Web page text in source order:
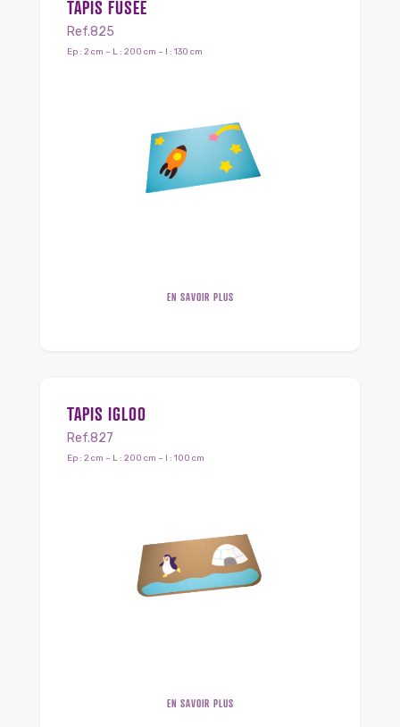
TAPIS FUSÉE
Ref.825
Ep : 2 cm – L : 200 cm – l : 130 cm
EN SAVOIR PLUS
TAPIS IGLOO
Ref.827
Ep : 2 cm – L : 200 cm – l : 100 cm
EN SAVOIR PLUS